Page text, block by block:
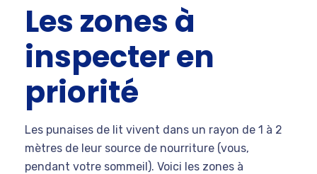
Les zones à
inspecter en
priorité
Les punaises de lit vivent dans un rayon de 1 à 2
mètres de leur source de nourriture (vous,
pendant votre sommeil). Voici les zones à